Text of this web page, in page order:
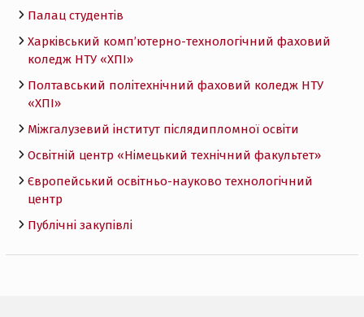
Палац студентів
Харківський комп’ютерно-технологічний фаховий
коледж НТУ «ХПI»
Полтавський політехнічний фаховий коледж НТУ
«ХПI»
Міжгалузевий інститут післядипломної освіти
Освітній центр «Німецький технічний факультет»
Європейський освітньо-науково технологічний
центр
Публічні закупівлі